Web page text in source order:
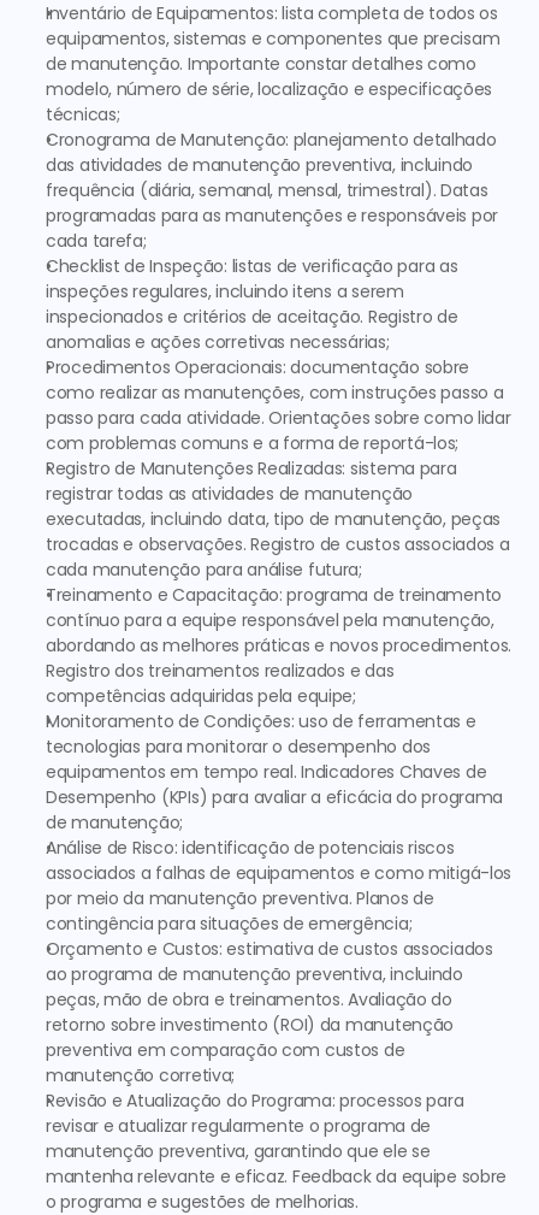
Inventário de Equipamentos: lista completa de todos os
equipamentos, sistemas e componentes que precisam
de manutenção. Importante constar detalhes como
modelo, número de série, localização e especificações
técnicas;
Cronograma de Manutenção: planejamento detalhado
das atividades de manutenção preventiva, incluindo
frequência (diária, semanal, mensal, trimestral). Datas
programadas para as manutenções e responsáveis por
cada tarefa;
Checklist de Inspeção: listas de verificação para as
inspeções regulares, incluindo itens a serem
inspecionados e critérios de aceitação. Registro de
anomalias e ações corretivas necessárias;
Procedimentos Operacionais: documentação sobre
como realizar as manutenções, com instruções passo a
passo para cada atividade. Orientações sobre como lidar
com problemas comuns e a forma de reportá-los;
Registro de Manutenções Realizadas: sistema para
registrar todas as atividades de manutenção
executadas, incluindo data, tipo de manutenção, peças
trocadas e observações. Registro de custos associados a
cada manutenção para análise futura;
Treinamento e Capacitação: programa de treinamento
contínuo para a equipe responsável pela manutenção,
abordando as melhores práticas e novos procedimentos.
Registro dos treinamentos realizados e das
competências adquiridas pela equipe;
Monitoramento de Condições: uso de ferramentas e
tecnologias para monitorar o desempenho dos
equipamentos em tempo real. Indicadores Chaves de
Desempenho (KPIs) para avaliar a eficácia do programa
de manutenção;
Análise de Risco: identificação de potenciais riscos
associados a falhas de equipamentos e como mitigá-los
por meio da manutenção preventiva. Planos de
contingência para situações de emergência;
Orçamento e Custos: estimativa de custos associados
ao programa de manutenção preventiva, incluindo
peças, mão de obra e treinamentos. Avaliação do
retorno sobre investimento (ROI) da manutenção
preventiva em comparação com custos de
manutenção corretiva;
Revisão e Atualização do Programa: processos para
revisar e atualizar regularmente o programa de
manutenção preventiva, garantindo que ele se
mantenha relevante e eficaz. Feedback da equipe sobre
o programa e sugestões de melhorias.